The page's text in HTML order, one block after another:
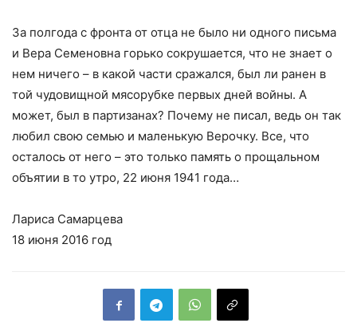
За полгода с фронта от отца не было ни одного письма
и Вера Семеновна горько сокрушается, что не знает о
нем ничего – в какой части сражался, был ли ранен в
той чудовищной мясорубке первых дней войны. А
может, был в партизанах? Почему не писал, ведь он так
любил свою семью и маленькую Верочку. Все, что
осталось от него – это только память о прощальном
объятии в то утро, 22 июня 1941 года…
Лариса Самарцева
18 июня 2016 год